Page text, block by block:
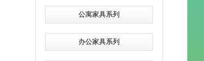
公寓家具系列
办公家具系列